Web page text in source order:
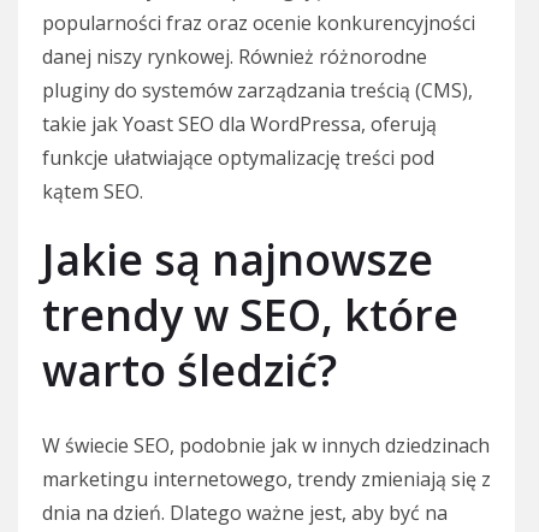
popularności fraz oraz ocenie konkurencyjności
danej niszy rynkowej. Również różnorodne
pluginy do systemów zarządzania treścią (CMS),
takie jak Yoast SEO dla WordPressa, oferują
funkcje ułatwiające optymalizację treści pod
kątem SEO.
Jakie są najnowsze
trendy w SEO, które
warto śledzić?
W świecie SEO, podobnie jak w innych dziedzinach
marketingu internetowego, trendy zmieniają się z
dnia na dzień. Dlatego ważne jest, aby być na